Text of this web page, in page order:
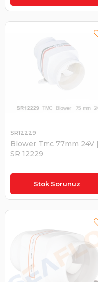
Stok Sorunuz
Blower Tmc 77mm 24V |
SR 12229
SR12229
₺1.523,47